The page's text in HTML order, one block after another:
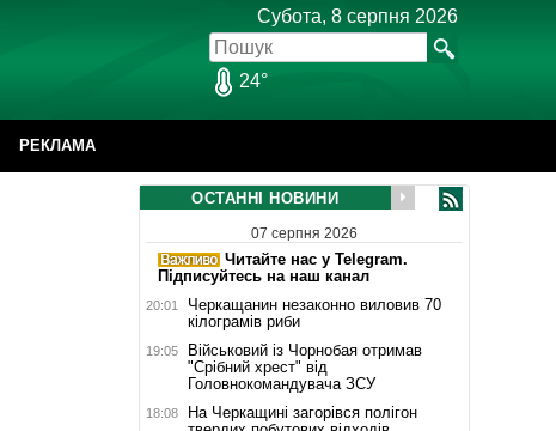
Субота, 8 серпня 2026
24°
РЕКЛАМА
ОСТАННІ НОВИНИ
07 серпня 2026
Читайте нас у Telegram.
Підписуйтесь на наш канал
20:01
Черкащанин незаконно виловив 70
кілограмів риби
19:05
Військовий із Чорнобая отримав
"Срібний хрест" від
Головнокомандувача ЗСУ
18:08
На Черкащині загорівся полігон